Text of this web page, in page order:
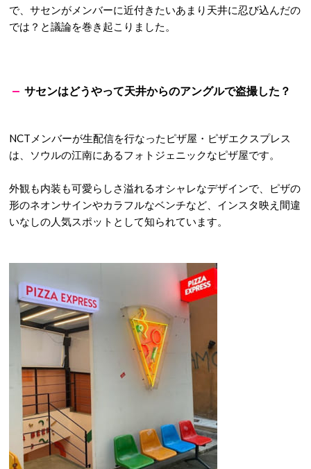
で、サセンがメンバーに近付きたいあまり天井に忍び込んだの
では？と議論を巻き起こりました。
サセンはどうやって天井からのアングルで盗撮した？
NCTメンバーが生配信を行なったピザ屋・ピザエクスプレス
は、ソウルの江南にあるフォトジェニックなピザ屋です。
外観も内装も可愛らしさ溢れるオシャレなデザインで、ピザの
形のネオンサインやカラフルなベンチなど、インスタ映え間違
いなしの人気スポットとして知られています。